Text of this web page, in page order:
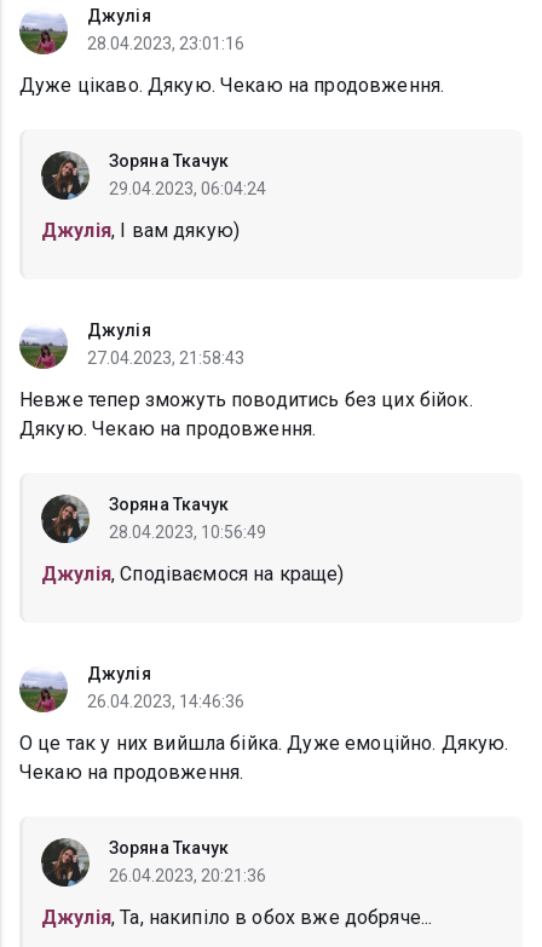
Джулія
28.04.2023, 23:01:16
Дуже цікаво. Дякую. Чекаю на продовження.
Зоряна Ткачук
29.04.2023, 06:04:24
Джулія, І вам дякую)
Джулія
27.04.2023, 21:58:43
Невже тепер зможуть поводитись без цих бійок.
Дякую. Чекаю на продовження.
Зоряна Ткачук
28.04.2023, 10:56:49
Джулія, Сподіваємося на краще)
Джулія
26.04.2023, 14:46:36
О це так у них вийшла бійка. Дуже емоційно. Дякую.
Чекаю на продовження.
Зоряна Ткачук
26.04.2023, 20:21:36
Джулія, Та, накипіло в обох вже добряче...